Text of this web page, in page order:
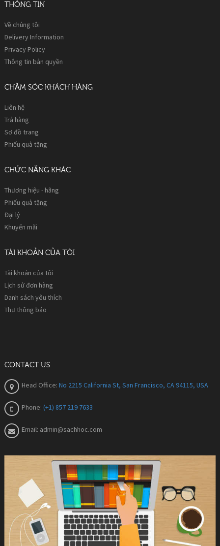
THÔNG TIN
Về chúng tôi
Delivery Information
Privacy Policy
Thông tin bản quyền
CHĂM SÓC KHÁCH HÀNG
Liên hệ
Trả hàng
Sơ đồ trang
Phiếu quà tặng
CHỨC NĂNG KHÁC
Thương hiệu - hãng
Phiếu quà tặng
Đại lý
Khuyến mãi
TÀI KHOẢN CỦA TÔI
Tài khoản của tôi
Lịch sử đơn hàng
Danh sách yêu thích
Thư thông báo
CONTACT US
Head Office: No 2215 California St, San Francisco, CA 94115, USA
Phone: (+1) 857 219 7633
Email: admin@sachhoc.com